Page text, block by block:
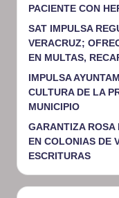
PACIENTE CON
SAT IMPULSA
VERACRUZ;
EN MULTAS,
IMPULSA
CULTURA DE LA
MUNICIPIO
GARANTIZA ROSA
EN COLONIAS DE
ESCRITURAS